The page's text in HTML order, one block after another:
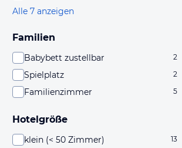
Alle 7 anzeigen
Familien
Babybett zustellbar 2
Spielplatz 2
Familienzimmer 5
Hotelgröße
klein (< 50 Zimmer) 13